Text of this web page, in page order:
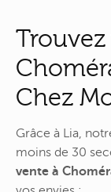
Chez
Grâce à Lia,
moins de 30
vente à